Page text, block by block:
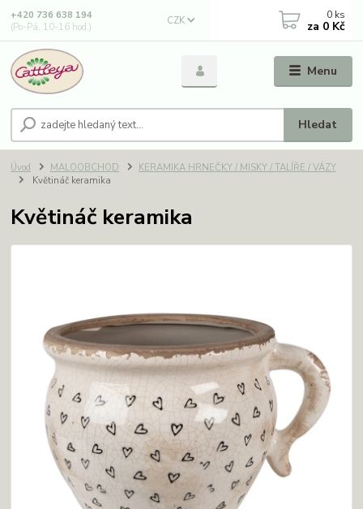
Menu
CZK
Hledat
+420 736 638 194
(Po-Pá, 10-16 hod.)
0 ks
za 0 Kč
Úvod MALOOBCHOD
KERAMIKA HRNEČKY / MISKY / TALÍŘE / VÁZY
Květináč keramika
Květináč keramika